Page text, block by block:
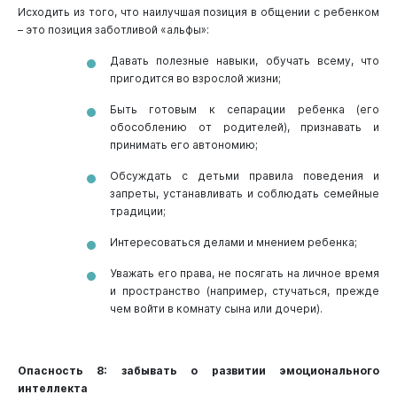
Исходить из того, что наилучшая позиция в общении с ребенком
– это позиция заботливой «альфы»:
Давать полезные навыки, обучать всему, что
пригодится во взрослой жизни;
Быть готовым к сепарации ребенка (его
обособлению от родителей), признавать и
принимать его автономию;
Обсуждать с детьми правила поведения и
запреты, устанавливать и соблюдать семейные
традиции;
Интересоваться делами и мнением ребенка;
Уважать его права, не посягать на личное время
и пространство (например, стучаться, прежде
чем войти в комнату сына или дочери).
Опасность 8: забывать о развитии эмоционального
интеллекта